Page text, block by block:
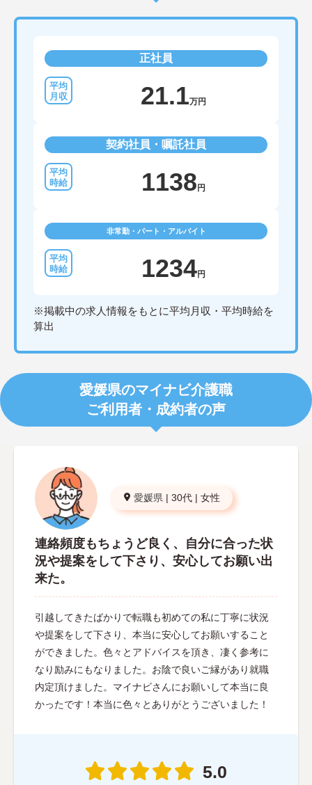
正社員
21.1万円
契約社員・嘱託社員
1138 円
非常勤・パート・アルバイト
1234円
※掲載中の求人情報をもとに平均月収・平均時給を
算出
愛媛県のマイナビ介護職
ご利用者・成約者の声
愛媛県 | 30代 | 女性
連絡頻度もちょうど良く、自分に合った状
況や提案をして下さり、安心してお願い出
来た。
引越してきたばかりで転職も初めての私に丁寧に状況
や提案をして下さり、本当に安心してお願いすること
ができました。色々とアドバイスを頂き、凄く参考に
なり励みにもなりました。お陰で良いご縁があり就職
内定頂けました。マイナビさんにお願いして本当に良
かったです！本当に色々とありがとうございました！
5.0